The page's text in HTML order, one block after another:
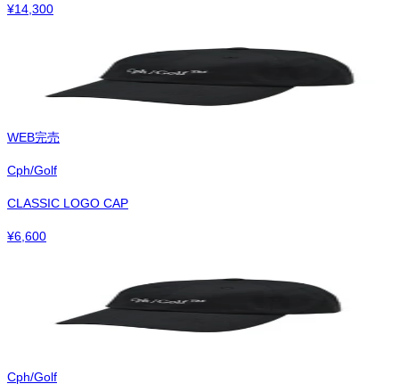
¥14,300
WEB完売
Cph/Golf
CLASSIC LOGO CAP
¥6,600
Cph/Golf